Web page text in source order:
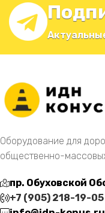
Оборудование для
общественно-
пр. Обуховской
+7 (905) 218-19-05